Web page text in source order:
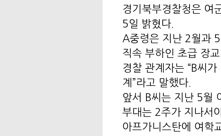
경기북부경찰청은 여
5일 밝혔다.
A중령은 지난 2월과
직속 부하인 초급 장
경찰 관계자는 “B씨
계”라고 말했다.
앞서 B씨는 지난 5월
부대는 2주가 지나서
아프가니스탄에 여학